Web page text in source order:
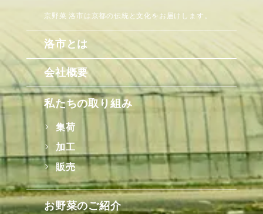
京野菜 洛市は京都の伝統と文化をお届けします。
洛市とは
会社概要
私たちの取り組み
集荷
加工
販売
お野菜のご紹介